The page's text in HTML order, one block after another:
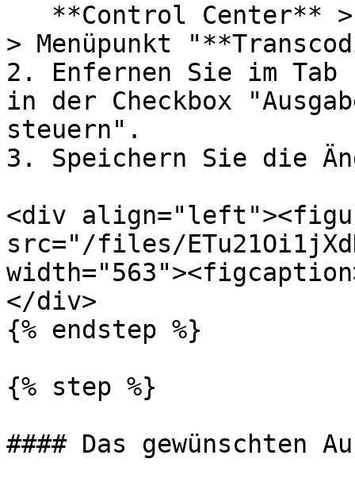
> Menüpunkt
2. Enfernen Sie im Tab
in der Checkbox
steuern".
3. Speichern Sie die
<div
src="/files/
</div>
{% endstep %}
{% step %}
#### Das gewünschten